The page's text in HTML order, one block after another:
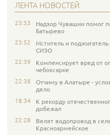
ЛЕНТА НОВОСТЕЙ
23:53
Надзор Чувашии помог
Батырево
23:52
Мститель и
СИЗО
22:39
Компенсирует вред от
чебоксарке
22:38
Отчиму в Алатыре -
дело
18:34
К рекорду
добежал
22:28
Велят водопровод в
Красноармейское